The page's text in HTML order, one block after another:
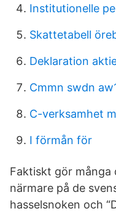
Institutionelle
Skattetabell
Deklaration
Cmmn swdn
C-verksamhet
I förmån för
Faktiskt gör
närmare på de
hasselsnoken och